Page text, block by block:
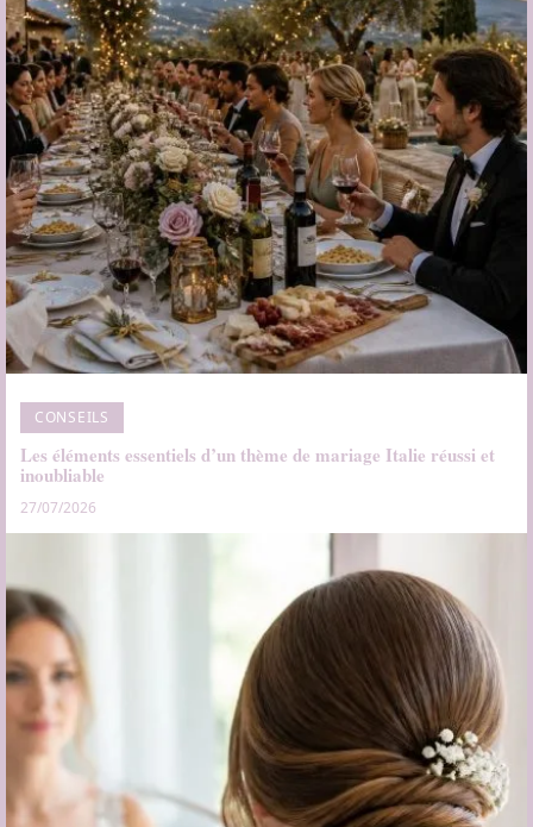
CONSEILS
Les éléments essentiels d’un thème de mariage Italie réussi et
inoubliable
27/07/2026